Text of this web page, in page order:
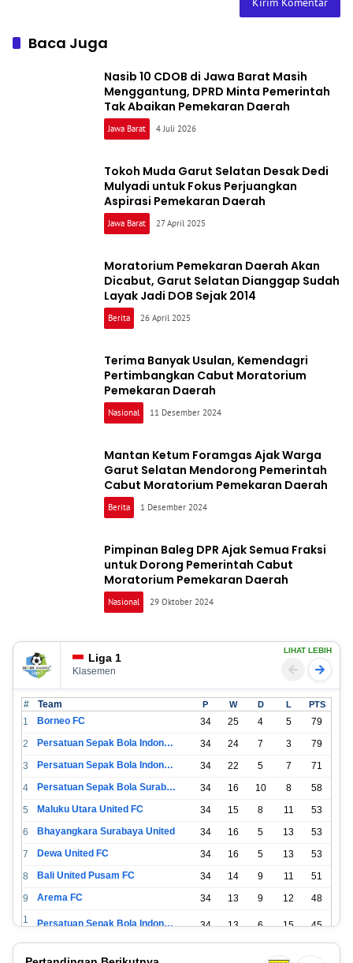
Baca Juga
Nasib 10 CDOB di Jawa Barat Masih
Menggantung, DPRD Minta Pemerintah
Tak Abaikan Pemekaran Daerah
Jawa Barat 4 Juli 2026
Tokoh Muda Garut Selatan Desak Dedi
Mulyadi untuk Fokus Perjuangkan
Aspirasi Pemekaran Daerah
Jawa Barat 27 April 2025
Moratorium Pemekaran Daerah Akan
Dicabut, Garut Selatan Dianggap Sudah
Layak Jadi DOB Sejak 2014
Berita 26 April 2025
Terima Banyak Usulan, Kemendagri
Pertimbangkan Cabut Moratorium
Pemekaran Daerah
Nasional 11 Desember 2024
Mantan Ketum Foramgas Ajak Warga
Garut Selatan Mendorong Pemerintah
Cabut Moratorium Pemekaran Daerah
Berita 1 Desember 2024
Pimpinan Baleg DPR Ajak Semua Fraksi
untuk Dorong Pemerintah Cabut
Moratorium Pemekaran Daerah
Nasional 29 Oktober 2024
Liga 1
Klasemen
LIHAT LEBIH
# Team P W D L PTS
1 Borneo FC 34 25 4 5
79
2
Persatuan Sepak Bola Indonesia Bandung 34 24 7 3
79
3
Persatuan Sepak Bola Indonesia Jakarta 34 22 5 7
71
4
Persatuan Sepak Bola Surabaya 34 16 10 8
58
5
Maluku Utara United FC 34 15 8 11
53
6
Bhayangkara Surabaya United 34 16 5 13
53
7
Dewa United FC 34 16 5 13
53
8
Bali United Pusam FC 34 14 9 11
51
9
Arema FC 34 13 9 12
48
1
0
Persatuan Sepak Bola Indonesia Tangerang 34 13 6 15 45